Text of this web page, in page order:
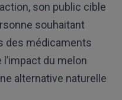
son public cible
souhaitant
des médicaments
du melon
alternative naturelle